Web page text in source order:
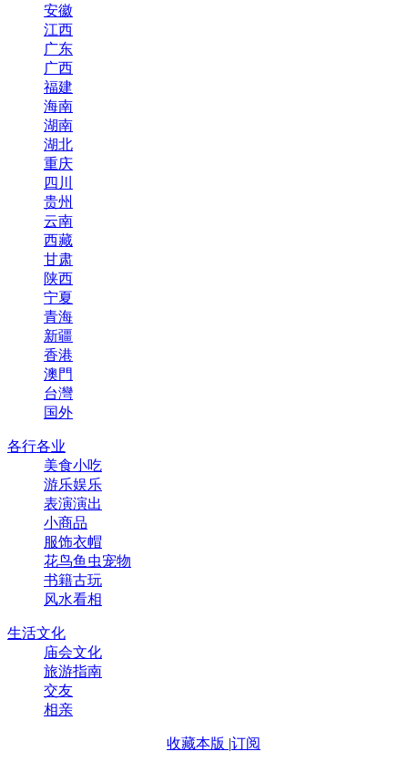
安徽
江西
广东
广西
福建
海南
湖南
湖北
重庆
四川
贵州
云南
西藏
甘肃
陕西
宁夏
青海
新疆
香港
澳門
台灣
国外
各行各业
美食小吃
游乐娱乐
表演演出
小商品
服饰衣帽
花鸟鱼虫宠物
书籍古玩
风水看相
生活文化
庙会文化
旅游指南
交友
相亲
收藏本版 |订阅